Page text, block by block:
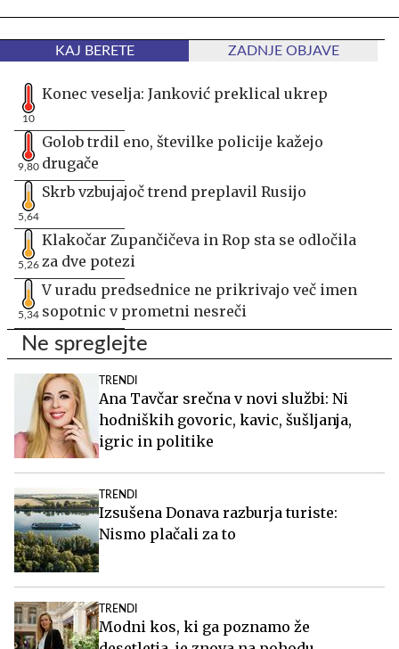
KAJ BERETE ZADNJE OBJAVE
10
Konec veselja: Janković preklical ukrep
9,80
Golob trdil eno, številke policije kažejo
drugače
5,64
Skrb vzbujajoč trend preplavil Rusijo
5,26
Klakočar Zupančičeva in Rop sta se odločila
za dve potezi
5,34
V uradu predsednice ne prikrivajo več imen
sopotnic v prometni nesreči
Ne spreglejte
TRENDI
Ana Tavčar srečna v novi službi: Ni
hodniških govoric, kavic, šušljanja,
igric in politike
TRENDI
Izsušena Donava razburja turiste:
Nismo plačali za to
TRENDI
Modni kos, ki ga poznamo že